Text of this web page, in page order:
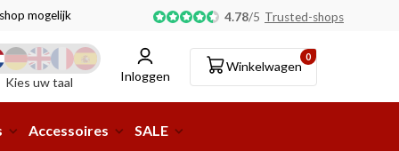
mogelijk! 4.78/5 Trusted-shops
Kies uw taal
Inloggen
0
Winkelwagen
Accessoires SALE